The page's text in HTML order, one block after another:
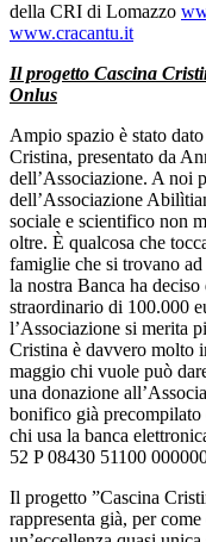
della CRI di Lomazzo
www.cracantu.it
Il progetto Cascina
Onlus
Ampio spazio è stato
Cristina, presentato da
dell’Associazione. A noi
dell’Associazione
sociale e scientifico non
oltre. È qualcosa che
famiglie che si trovano
la nostra Banca ha
straordinario di 100.000
l’Associazione si merita
Cristina è davvero molto
maggio chi vuole può
una donazione
bonifico già precompilato
chi usa la banca
52 P 08430 51100
Il progetto ”Cascina
rappresenta già, per